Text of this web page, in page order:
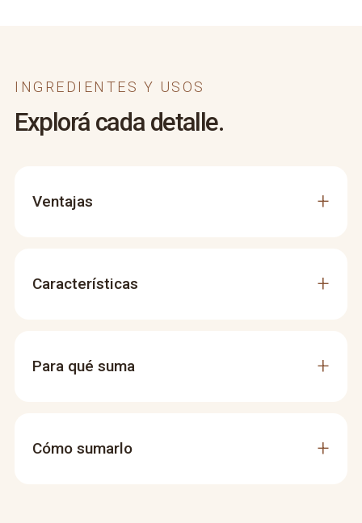
INGREDIENTES Y USOS
Explorá cada detalle.
Ventajas
Características
Para qué suma
Cómo sumarlo